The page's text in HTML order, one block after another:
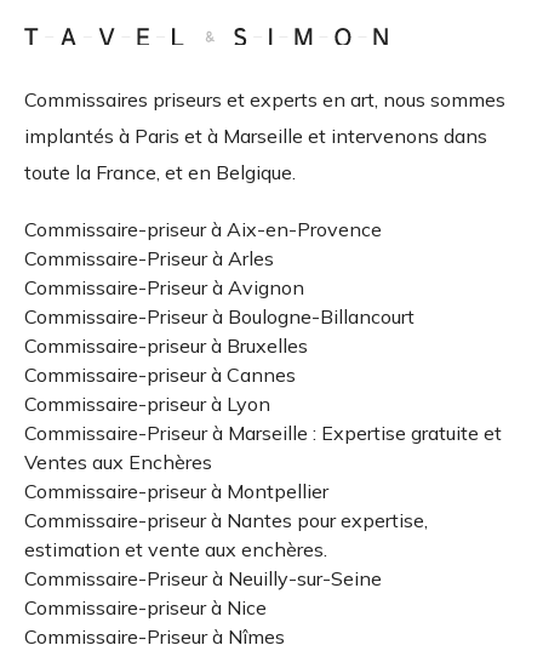
Commissaires priseurs et experts en art, nous sommes
implantés à Paris et à Marseille et intervenons dans
toute la France, et en Belgique.
Commissaire-priseur à Aix-en-Provence
Commissaire-Priseur à Arles
Commissaire-Priseur à Avignon
Commissaire-Priseur à Boulogne-Billancourt
Commissaire-priseur à Bruxelles
Commissaire-priseur à Cannes
Commissaire-priseur à Lyon
Commissaire-Priseur à Marseille : Expertise gratuite et
Ventes aux Enchères
Commissaire-priseur à Montpellier
Commissaire-priseur à Nantes pour expertise,
estimation et vente aux enchères.
Commissaire-Priseur à Neuilly-sur-Seine
Commissaire-priseur à Nice
Commissaire-Priseur à Nîmes